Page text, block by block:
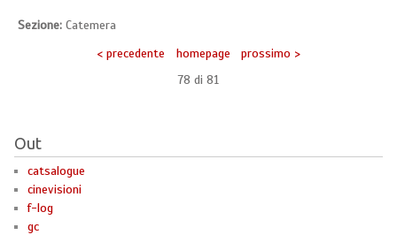
Sezione: Catemera
< precedente
homepage
prossimo >
78 di 81
Out
catsalogue
cinevisioni
f-log
gc